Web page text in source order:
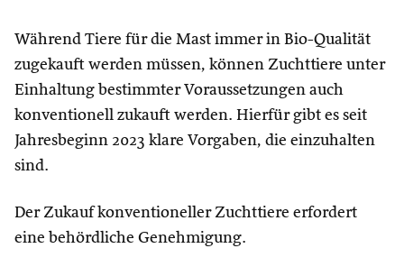
Während Tiere für die Mast immer in Bio-Qualität
zugekauft werden müssen, können Zuchttiere unter
Einhaltung bestimmter Voraussetzungen auch
konventionell zukauft werden. Hierfür gibt es seit
Jahresbeginn 2023 klare Vorgaben, die einzuhalten
sind.
Der Zukauf konventioneller Zuchttiere erfordert
eine behördliche Genehmigung.